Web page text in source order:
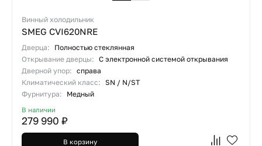
Винный холодильник
SMEG CVI620NRE
Дверца:
Полностью стеклянная
Открывание дверцы: С электронной системой открывания
Дверной упор: справа
Климатический класс:
SN / N/ST
Фурнитура:
Медный
В наличии
279 990 ₽
В корзину